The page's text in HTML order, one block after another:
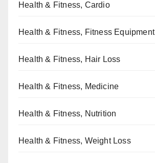
Health & Fitness, Cardio
Health & Fitness, Fitness Equipment
Health & Fitness, Hair Loss
Health & Fitness, Medicine
Health & Fitness, Nutrition
Health & Fitness, Weight Loss